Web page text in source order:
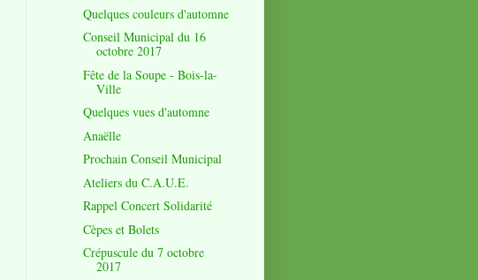
Quelques couleurs d'automne
Conseil Municipal du 16
octobre 2017
Fête de la Soupe - Bois-la-
Ville
Quelques vues d'automne
Anaëlle
Prochain Conseil Municipal
Ateliers du C.A.U.E.
Rappel Concert Solidarité
Cèpes et Bolets
Crépuscule du 7 octobre
2017